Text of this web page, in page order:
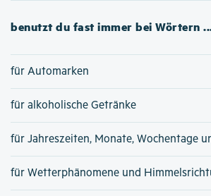
benutzt du fast immer bei Wörtern
für Automarken
für alkoholische Getränke
für Jahreszeiten, Monate, Wochentage
für Wetterphänomene und